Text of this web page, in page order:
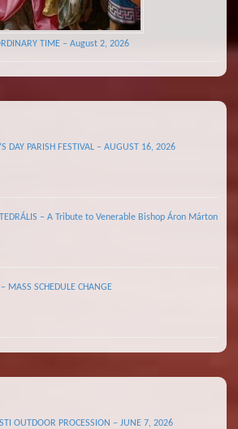
TIME – August 2, 2026
DAY PARISH FESTIVAL – AUGUST 16, 2026
– A Tribute to Venerable Bishop Áron Márton
MASS SCHEDULE CHANGE
OUTDOOR PROCESSION – JUNE 7, 2026